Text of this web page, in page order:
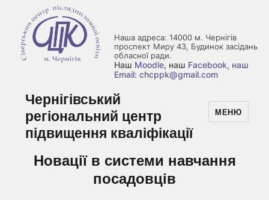
Наша адреса: 14000 м. Чернігів
проспект Миру 43, Будинок засідань
обласної ради.
Наш Moodle, наш Facebook, наш
Email: chcppk@gmail.com
Чернігівський
регіональний центр
підвищення кваліфікації
МЕНЮ
Новації в системи навчання
посадовців